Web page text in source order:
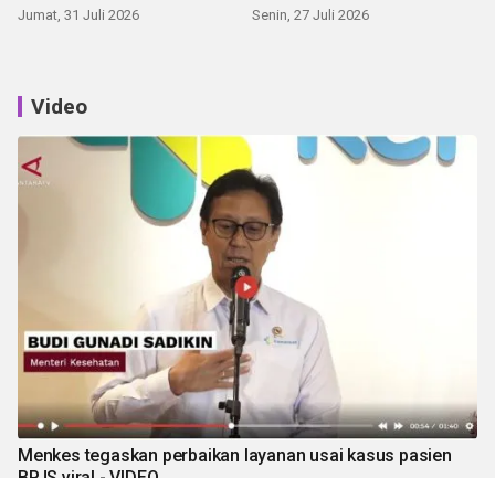
Jumat, 31 Juli 2026 Senin, 27 Juli 2026
Video
Menkes tegaskan perbaikan layanan usai kasus pasien